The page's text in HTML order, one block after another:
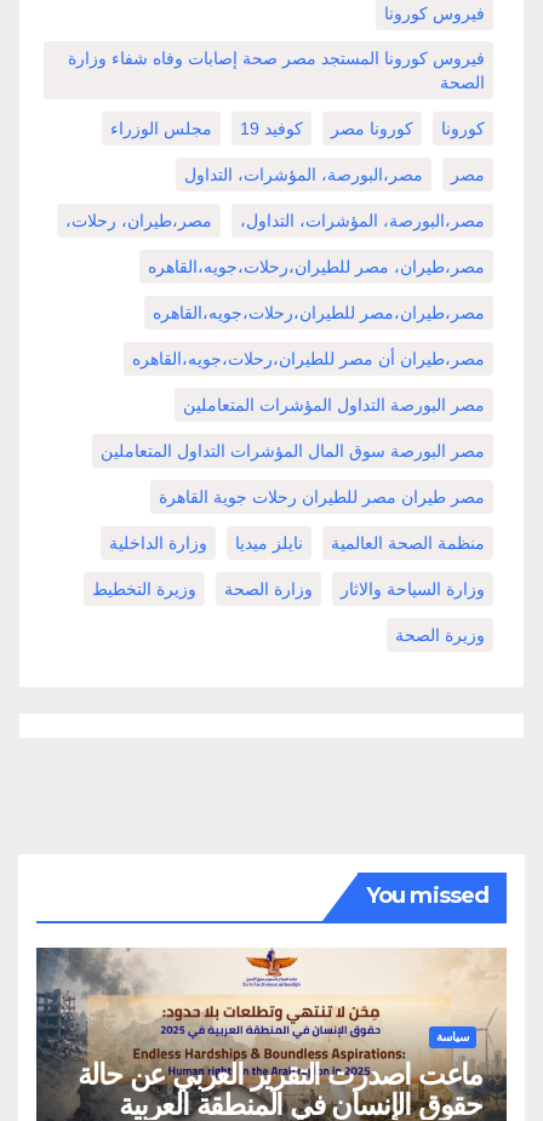
فيروس كورونا
فيروس كورونا المستجد مصر صحة إصابات وفاه شفاء وزارة
الصحة
كورونا كورونا مصر كوفيد 19 مجلس الوزراء
مصر مصر،البورصة، المؤشرات، التداول
مصر،البورصة، المؤشرات، التداول، مصر،طيران، رحلات،
مصر،طيران، مصر للطيران،رحلات،جويه،القاهره
مصر،طيران،مصر للطيران،رحلات،جويه،القاهره
مصر،طيران أن مصر للطيران،رحلات،جويه،القاهره
مصر البورصة التداول المؤشرات المتعاملين
مصر البورصة سوق المال المؤشرات التداول المتعاملين
مصر طيران مصر للطيران رحلات جوية القاهرة
منظمة الصحة العالمية نايلز ميديا وزارة الداخلية
وزارة السياحة والاثار وزارة الصحة وزيرة التخطيط
وزيرة الصحة
You missed
سياسة
ماعت اصدرت التقرير العربي عن حالة
حقوق الإنسان في المنطقة العربية